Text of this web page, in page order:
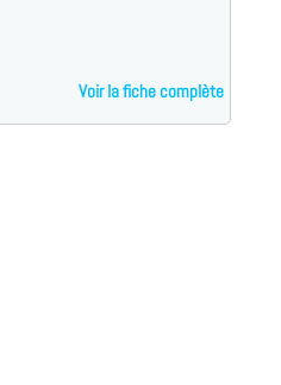
Voir la fiche complète